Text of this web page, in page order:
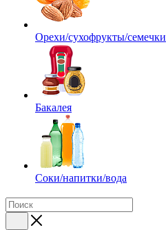
Орехи/сухофрукты/семечки
Бакалея
Соки/напитки/вода